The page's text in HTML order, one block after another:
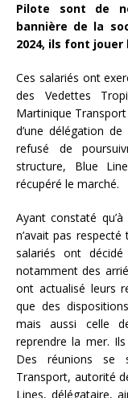
Pilote sont de
bannière de la
2024, ils font
Ces salariés ont
des Vedettes
Martinique
d’une délégation
refusé de
structure, Blue
récupéré le marché.
Ayant constaté
n’avait pas
salariés ont
notamment des
ont actualisé leurs
que des
mais aussi celle
reprendre la mer.
Des réunions se
Transport, autorité
Lines, délégataire,